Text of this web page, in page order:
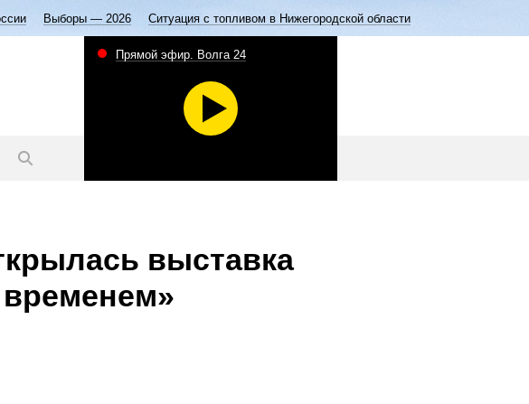
Выборы — 2026 Ситуация с топливом в Нижегородской области
Прямой эфир. Волга 24
выставка